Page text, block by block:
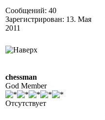
Сообщений: 40
Зарегистрирован: 13. Мая
2011
chessman
God Member
Отсутствует